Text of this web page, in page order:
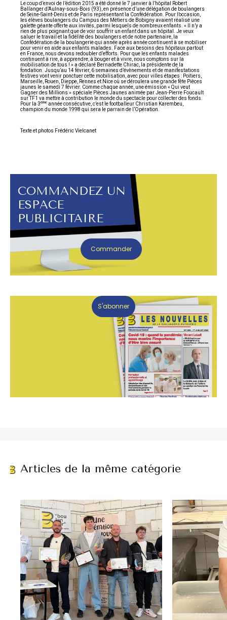
Le coup d’envoi de l’édition 2015 a été donné le 7 janvier à l’hôpital Robert
Ballanger d’Aulnay-sous-Bois (93), en présence d’une délégation de boulangers
de Seine-Saint-Denis et de Paris représentant la Confédération. Pour l’occasion,
les élèves boulangers du Campus des Métiers de Bobigny avaient réalisé une
galette géante offerte aux invités, parmi lesquels de nombreux enfants. « Il n’y a
rien de plus poignant que de voir souffrir un enfant dans un hôpital. Je veux
saluer le travail et la fidélité des boulangers et de notre partenaire, la
Confédération de la boulangerie qui année après année continuent à se mobiliser
pour venir en aide aux enfants malades. Face aux besoins des hôpitaux partout
en France, nous devons redoubler d’efforts. Pour que les enfants malades
continuent à rire, à apprendre, à bouger et à vivre, nous comptons sur la
mobilisation de tous ! » a déclaré Bernadette Chirac, la présidente de la
fondation. Jusqu’au 14 février, 6 semaines d’évènements et de manifestations
festives vont venir ponctuer cette mobilisation, avec pour villes étapes : Poitiers,
Marseille, Rouen, Dieppe, Rennes et Nice où se déroulera une grande fête Pièces
jaunes le samedi 7 février. Comme chaque année, une émission « Qui veut
Gagner des Millions » spéciale Pièces Jaunes animée par Jean-Pierre Foucault
sur TF1 va mettre à contribution le monde du spectacle pour collecter des fonds.
Pour la 3ème année consécutive, c’est le footballeur Christian Karembeu,
champion du monde 1998 qui sera le parrain de l’Opération.
Texte et photos Frédéric Vielcanet
COMMANDEZ UN
ESPACE
PUBLICITAIRE
Commander
S'abonner
Articles de la même catégorie